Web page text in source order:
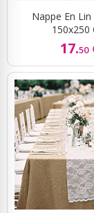
Nappe En
150x250
17.50